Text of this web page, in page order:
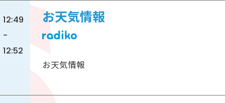
12:49
-
12:52
お天気情報
お天気情報